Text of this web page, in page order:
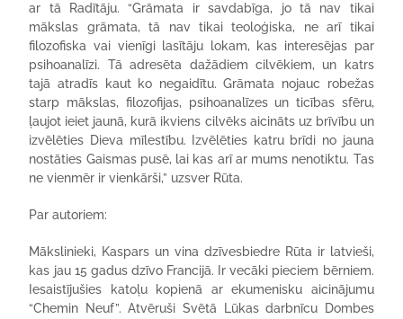
ar tā Radītāju. “Grāmata ir savdabīga, jo tā nav tikai
mākslas grāmata, tā nav tikai teoloģiska, ne arī tikai
filozofiska vai vienīgi lasītāju lokam, kas interesējas par
psihoanalīzi. Tā adresēta dažādiem cilvēkiem, un katrs
tajā atradīs kaut ko negaidītu. Grāmata nojauc robežas
starp mākslas, filozofijas, psihoanalīzes un ticības sfēru,
ļaujot ieiet jaunā, kurā ikviens cilvēks aicināts uz brīvību un
izvēlēties Dieva mīlestību. Izvēlēties katru brīdi no jauna
nostāties Gaismas pusē, lai kas arī ar mums nenotiktu. Tas
ne vienmēr ir vienkārši,” uzsver Rūta.
Par autoriem:
Mākslinieki, Kaspars un vina dzīvesbiedre Rūta ir latvieši,
kas jau 15 gadus dzīvo Francijā. Ir vecāki pieciem bērniem.
Iesaistījušies katoļu kopienā ar ekumenisku aicinājumu
“Chemin Neuf”. Atvēruši Svētā Lūkas darbnīcu Dombes